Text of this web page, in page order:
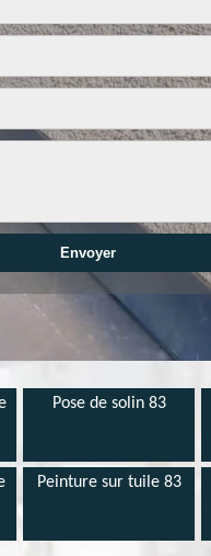
Pose de solin 83
Peinture sur tuile 83